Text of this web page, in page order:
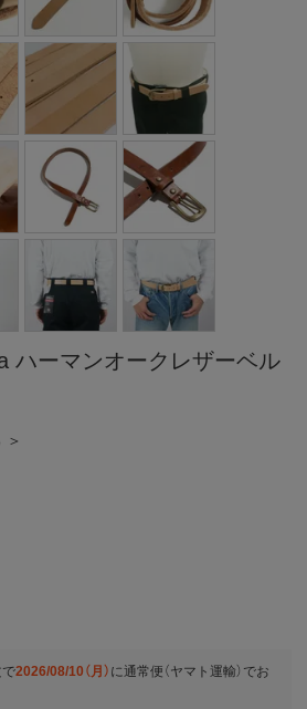
ハーマンオークレザーベル
で2026/08/10（月） に通常便（ヤマト運輸） でお